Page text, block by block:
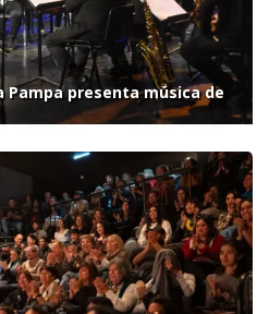
Pampa presenta música de